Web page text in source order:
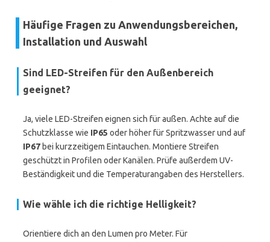
Häufige Fragen zu Anwendungsbereichen,
Installation und Auswahl
Sind LED-Streifen für den Außenbereich
geeignet?
Ja, viele LED-Streifen eignen sich für außen. Achte auf die
Schutzklasse wie IP65 oder höher für Spritzwasser und auf
IP67 bei kurzzeitigem Eintauchen. Montiere Streifen
geschützt in Profilen oder Kanälen. Prüfe außerdem UV-
Beständigkeit und die Temperaturangaben des Herstellers.
Wie wähle ich die richtige Helligkeit?
Orientiere dich an den Lumen pro Meter. Für